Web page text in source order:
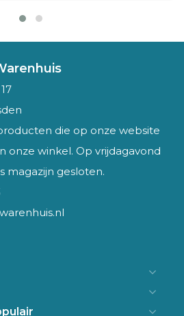
die op onze website
onze winkel. Op vrijdagavond
magazijn gesloten.